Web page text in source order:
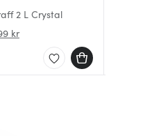
2 L Crystal
kr